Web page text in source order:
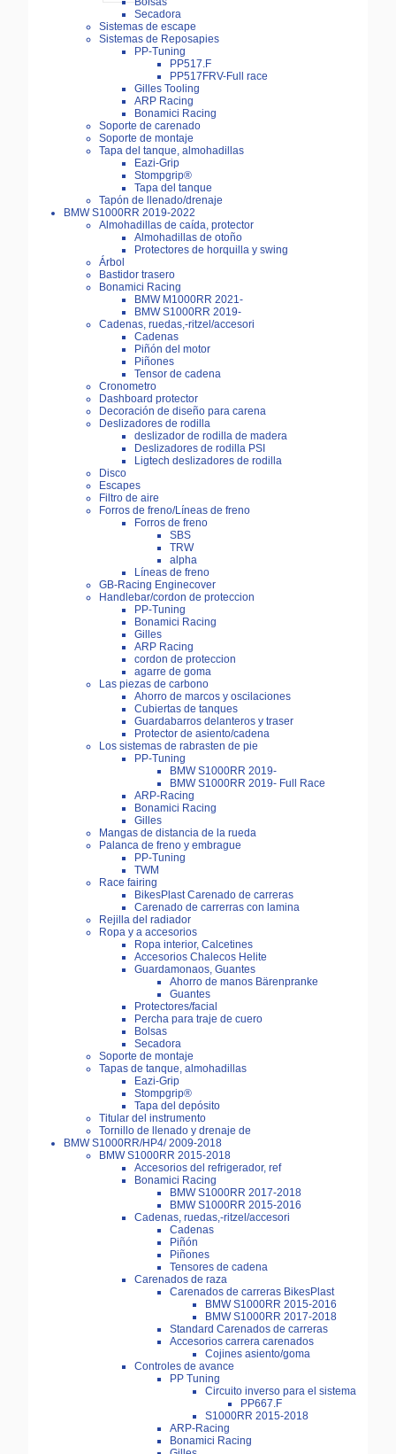
Secadora
Sistemas de escape
Sistemas de Reposapies
PP-Tuning
PP517.F
PP517FRV-Full race
Gilles Tooling
ARP Racing
Bonamici Racing
Soporte de carenado
Soporte de montaje
Tapa del tanque, almohadillas
Eazi-Grip
Stompgrip®
Tapa del tanque
Tapón de llenado/drenaje
BMW S1000RR 2019-2022
Almohadillas de caída, protector
Almohadillas de otoño
Protectores de horquilla y swing
Árbol
Bastidor trasero
Bonamici Racing
BMW M1000RR 2021-
BMW S1000RR 2019-
Cadenas, ruedas,-ritzel/accesori
Cadenas
Piñón del motor
Piñones
Tensor de cadena
Cronometro
Dashboard protector
Decoración de diseño para carena
Deslizadores de rodilla
deslizador de rodilla de madera
Deslizadores de rodilla PSI
Ligtech deslizadores de rodilla
Disco
Escapes
Filtro de aire
Forros de freno/Líneas de freno
Forros de freno
SBS
TRW
alpha
Líneas de freno
GB-Racing Enginecover
Handlebar/cordon de proteccion
PP-Tuning
Bonamici Racing
Gilles
ARP Racing
cordon de proteccion
agarre de goma
Las piezas de carbono
Ahorro de marcos y oscilaciones
Cubiertas de tanques
Guardabarros delanteros y traser
Protector de asiento/cadena
Los sistemas de rabrasten de pie
PP-Tuning
BMW S1000RR 2019-
BMW S1000RR 2019- Full Race
ARP-Racing
Bonamici Racing
Gilles
Mangas de distancia de la rueda
Palanca de freno y embrague
PP-Tuning
TWM
Race fairing
BikesPlast Carenado de carreras
Carenado de carrerras con lamina
Rejilla del radiador
Ropa y a accesorios
Ropa interior, Calcetines
Accesorios Chalecos Helite
Guardamonaos, Guantes
Ahorro de manos Bärenpranke
Guantes
Protectores/facial
Percha para traje de cuero
Bolsas
Secadora
Soporte de montaje
Tapas de tanque, almohadillas
Eazi-Grip
Stompgrip®
Tapa del depósito
Titular del instrumento
Tornillo de llenado y drenaje de
BMW S1000RR/HP4/ 2009-2018
BMW S1000RR 2015-2018
Accesorios del refrigerador, ref
Bonamici Racing
BMW S1000RR 2017-2018
BMW S1000RR 2015-2016
Cadenas, ruedas,-ritzel/accesori
Cadenas
Piñón
Piñones
Tensores de cadena
Carenados de raza
Carenados de carreras BikesPlast
BMW S1000RR 2015-2016
BMW S1000RR 2017-2018
Standard Carenados de carreras
Accesorios carrera carenados
Cojines asiento/goma
Controles de avance
PP Tuning
Circuito inverso para el sistema
PP667.F
S1000RR 2015-2018
ARP-Racing
Bonamici Racing